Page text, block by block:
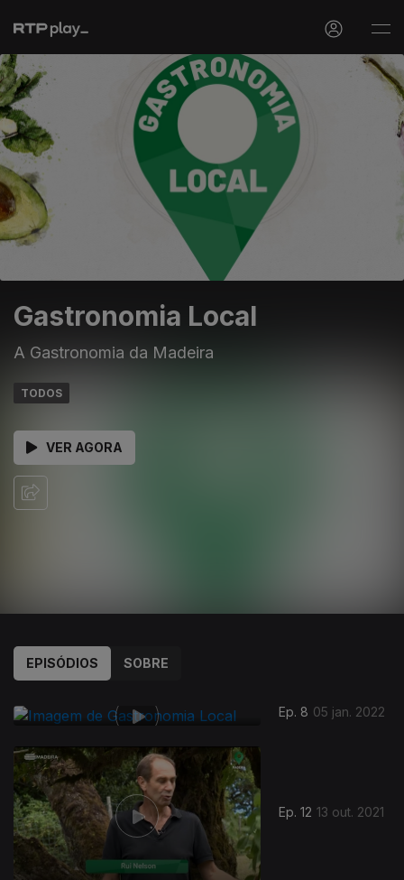
Gastronomia Local
A Gastronomia da Madeira
TODOS
VER AGORA
EPISÓDIOS SOBRE
Ep. 8 05 jan. 2022
Ep. 12 13 out. 2021